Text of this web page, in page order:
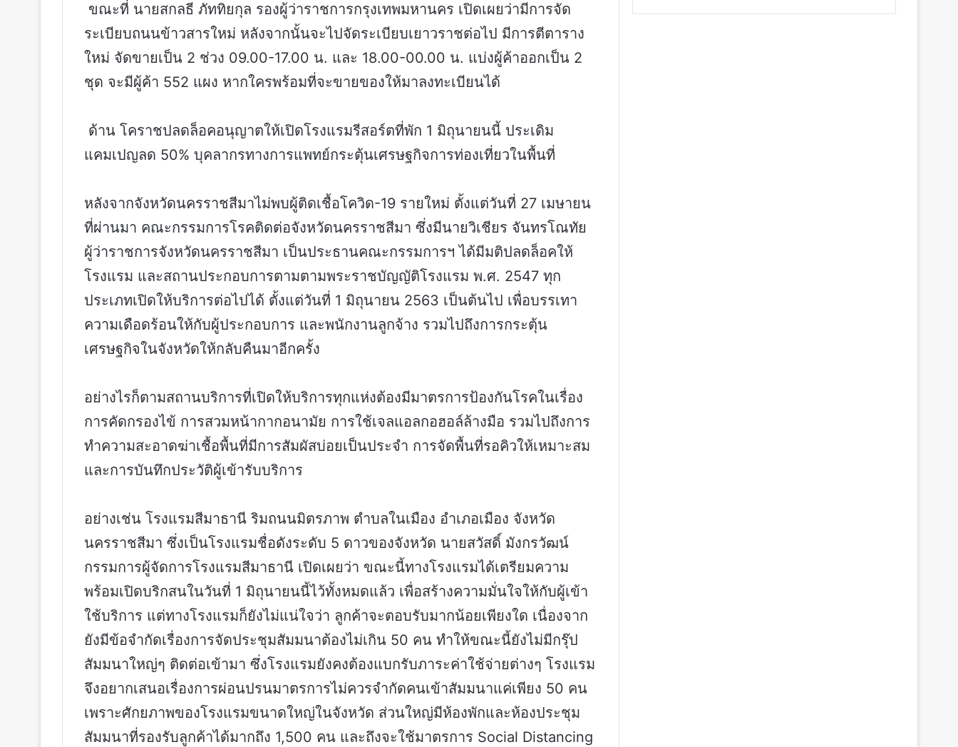
ขณะที่ นายสกลธี ภัททิยกุล รองผู้ว่าราชการกรุงเทพมหานคร เปิดเผยว่ามีการจัด
ระเบียบถนนข้าวสารใหม่ หลังจากนั้นจะไปจัดระเบียบเยาวราชต่อไป มีการตีตาราง
ใหม่ จัดขายเป็น 2 ช่วง 09.00-17.00 น. และ 18.00-00.00 น. แบ่งผู้ค้าออกเป็น 2
ชุด จะมีผู้ค้า 552 แผง หากใครพร้อมที่จะขายของให้มาลงทะเบียนได้
ด้าน โคราชปลดล็อคอนุญาตให้เปิดโรงแรมรีสอร์ตที่พัก 1 มิถุนายนนี้ ประเดิม
แคมเปญลด 50% บุคลากรทางการแพทย์กระตุ้นเศรษฐกิจการท่องเที่ยวในพื้นที่
หลังจากจังหวัดนครราชสีมาไม่พบผู้ติดเชื้อโควิด-19 รายใหม่ ตั้งแต่วันที่ 27 เมษายน
ที่ผ่านมา คณะกรรมการโรคติดต่อจังหวัดนครราชสีมา ซึ่งมีนายวิเชียร จันทรโณทัย
ผู้ว่าราชการจังหวัดนครราชสีมา เป็นประธานคณะกรรมการฯ ได้มีมติปลดล็อคให้
โรงแรม และสถานประกอบการตามตามพระราชบัญญัติโรงแรม พ.ศ. 2547 ทุก
ประเภทเปิดให้บริการต่อไปได้ ตั้งแต่วันที่ 1 มิถุนายน 2563 เป็นต้นไป เพื่อบรรเทา
ความเดือดร้อนให้กับผู้ประกอบการ และพนักงานลูกจ้าง รวมไปถึงการกระตุ้น
เศรษฐกิจในจังหวัดให้กลับคืนมาอีกครั้ง
อย่างไรก็ตามสถานบริการที่เปิดให้บริการทุกแห่งต้องมีมาตรการป้องกันโรคในเรื่อง
การคัดกรองไข้ การสวมหน้ากากอนามัย การใช้เจลแอลกอฮอล์ล้างมือ รวมไปถึงการ
ทำความสะอาดฆ่าเชื้อพื้นที่มีการสัมผัสบ่อยเป็นประจำ การจัดพื้นที่รอคิวให้เหมาะสม
และการบันทึกประวัติผู้เข้ารับบริการ
อย่างเช่น โรงแรมสีมาธานี ริมถนนมิตรภาพ ตำบลในเมือง อำเภอเมือง จังหวัด
นครราชสีมา ซึ่งเป็นโรงแรมชื่อดังระดับ 5 ดาวของจังหวัด นายสวัสดิ์ มังกรวัฒน์
กรรมการผู้จัดการโรงแรมสีมาธานี เปิดเผยว่า ขณะนี้ทางโรงแรมได้เตรียมความ
พร้อมเปิดบริกสนในวันที่ 1 มิถุนายนนี้ไว้ทั้งหมดแล้ว เพื่อสร้างความมั่นใจให้กับผู้เข้า
ใช้บริการ แต่ทางโรงแรมก็ยังไม่แน่ใจว่า ลูกค้าจะตอบรับมากน้อยเพียงใด เนื่องจาก
ยังมีข้อจำกัดเรื่องการจัดประชุมสัมมนาต้องไม่เกิน 50 คน ทำให้ขณะนี้ยังไม่มีกรุ๊ป
สัมมนาใหญ่ๆ ติดต่อเข้ามา ซึ่งโรงแรมยังคงต้องแบกรับภาระค่าใช้จ่ายต่างๆ โรงแรม
จึงอยากเสนอเรื่องการผ่อนปรนมาตรการไม่ควรจำกัดคนเข้าสัมมนาแค่เพียง 50 คน
เพราะศักยภาพของโรงแรมขนาดใหญ่ในจังหวัด ส่วนใหญ่มีห้องพักและห้องประชุม
สัมมนาที่รองรับลูกค้าได้มากถึง 1,500 คน และถึงจะใช้มาตรการ Social Distancing